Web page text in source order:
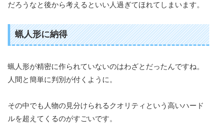
だろうなと後から考えるといい人過ぎてほれてしまいます。
蝋人形に納得
蝋人形が精密に作られていないのはわざとだったんですね。
人間と簡単に判別が付くように。
その中でも人物の見分けられるクオリティという高いハード
ルを超えてくるのがすごいです。